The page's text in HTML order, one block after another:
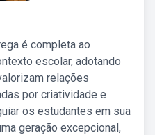
é completa ao
escolar, adotando
relações
por criatividade e
os estudantes em sua
geração excepcional,